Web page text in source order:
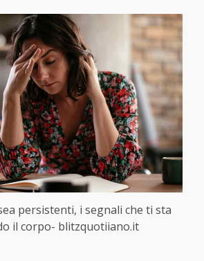
persistenti, i segnali che ti sta
il corpo- blitzquotiiano.it